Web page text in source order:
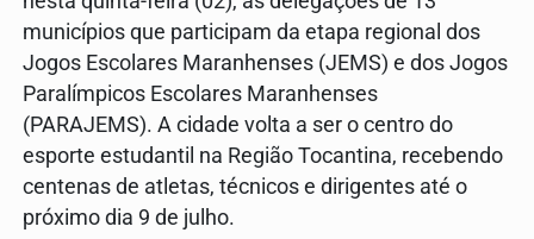
municípios que participam da etapa regional dos
Jogos Escolares Maranhenses (JEMS) e dos Jogos
Paralímpicos Escolares Maranhenses
(PARAJEMS). A cidade volta a ser o centro do
esporte estudantil na Região Tocantina, recebendo
centenas de atletas, técnicos e dirigentes até o
próximo dia 9 de julho.